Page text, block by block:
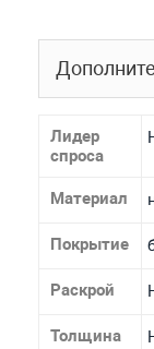
Лидер
спроса
Материал
Покрытие
Раскрой
Толщина